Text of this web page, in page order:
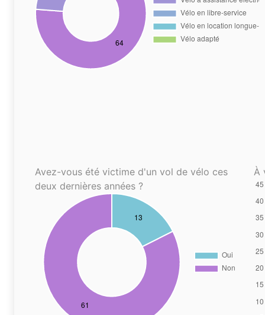
Avez-vous été victime d'un vol de vélo ces
deux dernières années ?
À